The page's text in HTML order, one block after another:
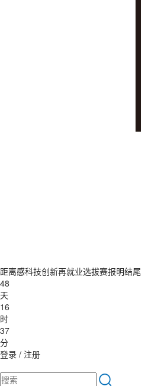
距离感科技创新再就业选拔赛报明结尾
48
天
16
时
37
分
登录 / 注册